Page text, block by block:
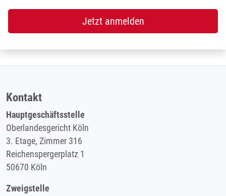
Jetzt anmelden
Kontakt
Hauptgeschäftsstelle
Oberlandesgericht Köln
3. Etage, Zimmer 316
Reichenspergerplatz 1
50670 Köln
Zweigstelle